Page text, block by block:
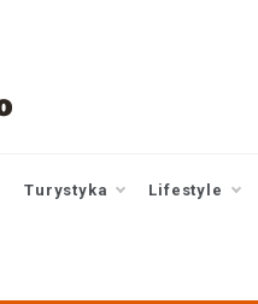
Turystyka Lifestyle